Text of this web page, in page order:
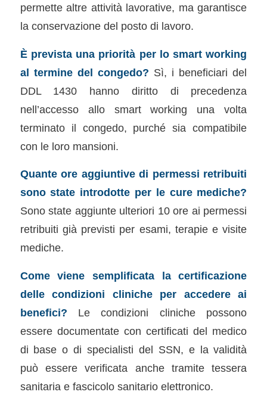
permette altre attività lavorative, ma garantisce
la conservazione del posto di lavoro.
È prevista una priorità per lo smart working
al termine del congedo? Sì, i beneficiari del
DDL 1430 hanno diritto di precedenza
nell’accesso allo smart working una volta
terminato il congedo, purché sia compatibile
con le loro mansioni.
Quante ore aggiuntive di permessi retribuiti
sono state introdotte per le cure mediche?
Sono state aggiunte ulteriori 10 ore ai permessi
retribuiti già previsti per esami, terapie e visite
mediche.
Come viene semplificata la certificazione
delle condizioni cliniche per accedere ai
benefici? Le condizioni cliniche possono
essere documentate con certificati del medico
di base o di specialisti del SSN, e la validità
può essere verificata anche tramite tessera
sanitaria e fascicolo sanitario elettronico.